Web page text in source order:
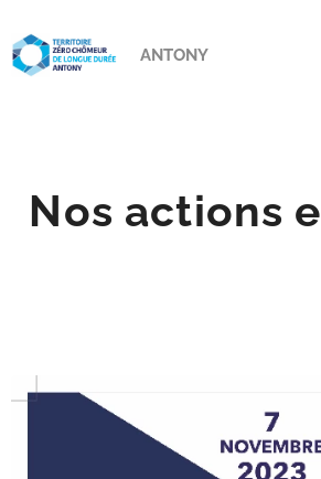
ANTONY
Nos actions